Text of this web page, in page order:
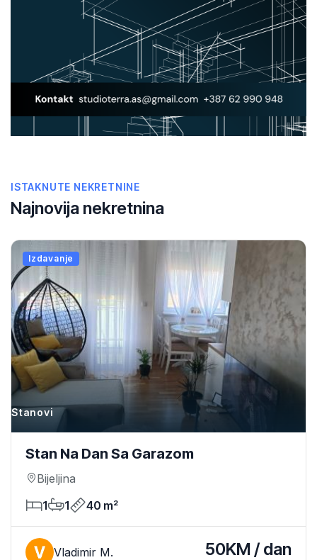
ISTAKNUTE NEKRETNINE
Najnovija nekretnina
Izdavanje
Stanovi
Stan Na Dan Sa Garazom
Bijeljina
1
1 40 m²
Vladimir M. 50KM / dan